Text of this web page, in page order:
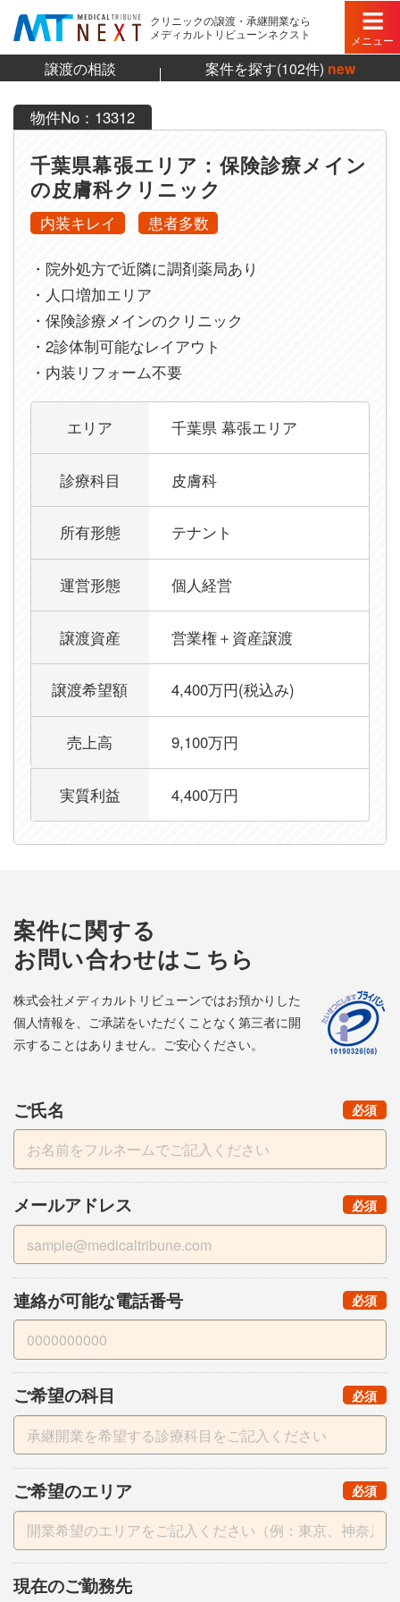
クリニックの譲渡・承継開業なら
メディカルトリビューンネクスト
メニュー
譲渡の相談 案件を探す(102件) new
物件No：13312
千葉県幕張エリア：保険診療メイン
の皮膚科クリニック
内装キレイ 患者多数
・院外処方で近隣に調剤薬局あり
・人口増加エリア
・保険診療メインのクリニック
・2診体制可能なレイアウト
・内装リフォーム不要
エリア 千葉県 幕張エリア
診療科目 皮膚科
所有形態 テナント
運営形態 個人経営
譲渡資産 営業権＋資産譲渡
譲渡希望額 4,400万円(税込み)
売上高 9,100万円
実質利益 4,400万円
案件に関する
お問い合わせはこちら
株式会社メディカルトリビューンではお預かりした
個人情報を、ご承諾をいただくことなく第三者に開
示することはありません。ご安心ください。
ご氏名 （
必須）
メールアドレス （
必須）
連絡が可能な電話番号 （
必須）
ご希望の科目 （
必須）
ご希望のエリア （
必須）
現在のご勤務先